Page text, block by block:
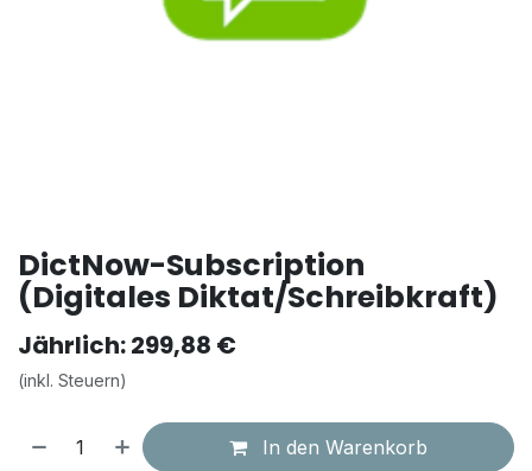
DictNow-Subscription
(Digitales Diktat/Schreibkraft)
Jährlich: 299,88 €
(inkl. Steuern)
In den Warenkorb